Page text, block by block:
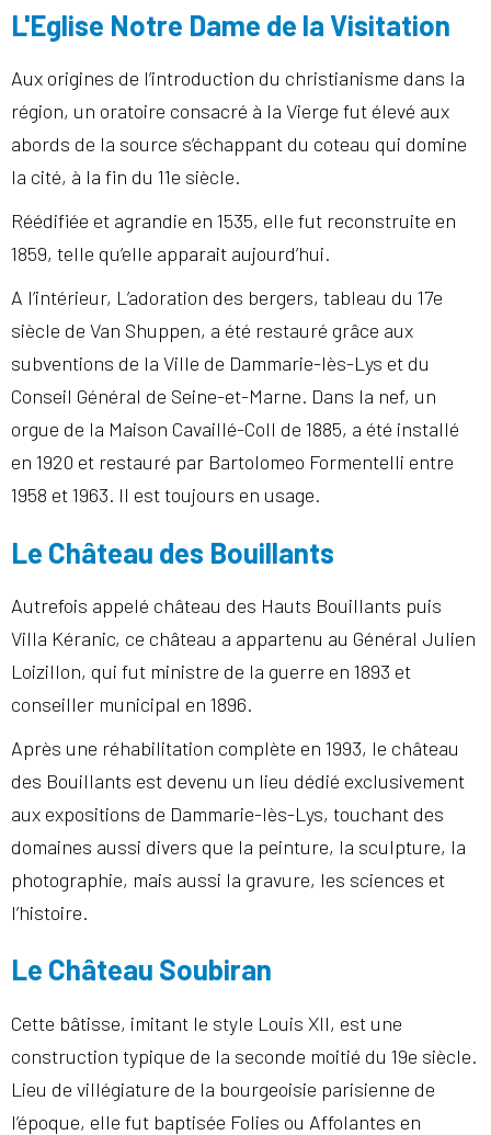
L'Eglise Notre Dame de la Visitation
Aux origines de l’introduction du christianisme dans la
région, un oratoire consacré à la Vierge fut élevé aux
abords de la source s’échappant du coteau qui domine
la cité, à la fin du 11e siècle.
Réédifiée et agrandie en 1535, elle fut reconstruite en
1859, telle qu’elle apparait aujourd’hui.
A l’intérieur, L’adoration des bergers, tableau du 17e
siècle de Van Shuppen, a été restauré grâce aux
subventions de la Ville de Dammarie-lès-Lys et du
Conseil Général de Seine-et-Marne. Dans la nef, un
orgue de la Maison Cavaillé-Coll de 1885, a été installé
en 1920 et restauré par Bartolomeo Formentelli entre
1958 et 1963. Il est toujours en usage.
Le Château des Bouillants
Autrefois appelé château des Hauts Bouillants puis
Villa Kéranic, ce château a appartenu au Général Julien
Loizillon, qui fut ministre de la guerre en 1893 et
conseiller municipal en 1896.
Après une réhabilitation complète en 1993, le château
des Bouillants est devenu un lieu dédié exclusivement
aux expositions de Dammarie-lès-Lys, touchant des
domaines aussi divers que la peinture, la sculpture, la
photographie, mais aussi la gravure, les sciences et
l’histoire.
Le Château Soubiran
Cette bâtisse, imitant le style Louis XII, est une
construction typique de la seconde moitié du 19e siècle.
Lieu de villégiature de la bourgeoisie parisienne de
l’époque, elle fut baptisée Folies ou Affolantes en